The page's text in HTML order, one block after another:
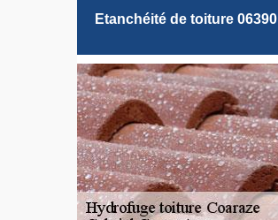
Etanchéité de toiture 06390